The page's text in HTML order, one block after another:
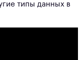
типы данных в